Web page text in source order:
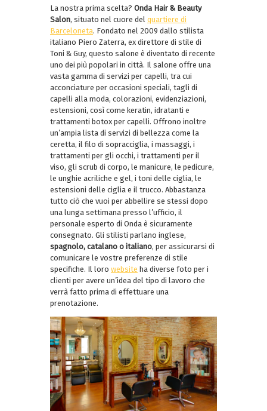
La nostra prima scelta? Onda Hair & Beauty
Salon, situato nel cuore del quartiere di
Barceloneta. Fondato nel 2009 dallo stilista
italiano Piero Zaterra, ex direttore di stile di
Toni & Guy, questo salone è diventato di recente
uno dei più popolari in città. Il salone offre una
vasta gamma di servizi per capelli, tra cui
acconciature per occasioni speciali, tagli di
capelli alla moda, colorazioni, evidenziazioni,
estensioni, così come keratin, idratanti e
trattamenti botox per capelli. Offrono inoltre
un’ampia lista di servizi di bellezza come la
ceretta, il filo di sopracciglia, i massaggi, i
trattamenti per gli occhi, i trattamenti per il
viso, gli scrub di corpo, le manicure, le pedicure,
le unghie acriliche e gel, i toni delle ciglia, le
estensioni delle ciglia e il trucco. Abbastanza
tutto ciò che vuoi per abbellire se stessi dopo
una lunga settimana presso l’ufficio, il
personale esperto di Onda è sicuramente
consegnato. Gli stilisti parlano inglese,
spagnolo, catalano o italiano, per assicurarsi di
comunicare le vostre preferenze di stile
specifiche. Il loro website ha diverse foto per i
clienti per avere un’idea del tipo di lavoro che
verrà fatto prima di effettuare una
prenotazione.